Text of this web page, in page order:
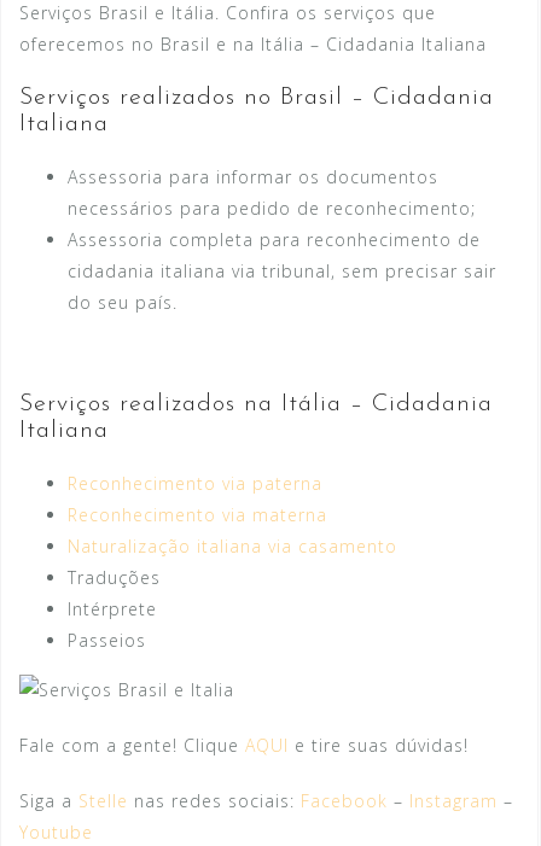
Serviços Brasil e Itália. Confira os serviços que
oferecemos no Brasil e na Itália – Cidadania Italiana
Serviços realizados no Brasil – Cidadania
Italiana
Assessoria para informar os documentos
necessários para pedido de reconhecimento;
Assessoria completa para reconhecimento de
cidadania italiana via tribunal, sem precisar sair
do seu país.
Serviços realizados na Itália – Cidadania
Italiana
Reconhecimento via paterna
Reconhecimento via materna
Naturalização italiana via casamento
Traduções
Intérprete
Passeios
Fale com a gente! Clique ​ AQU​I ​e tire suas dúvidas!
Siga a Stelle nas redes sociais: Facebook – Instagram –
Youtube